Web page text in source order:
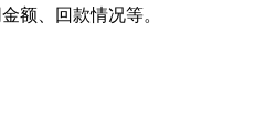
额、回款情况等。